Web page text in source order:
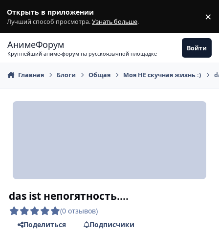
Открыть в приложении
Лучший способ просмотра.Узнать больше. ×
АнимеФорум
Крупнейший аниме-форум на русскоязычной площадке
Войти
Главная Блоги Общая Моя НЕ скучная жизнь :)
das ist непогятность....
(0 отзывов)
Поделиться
Подписчики